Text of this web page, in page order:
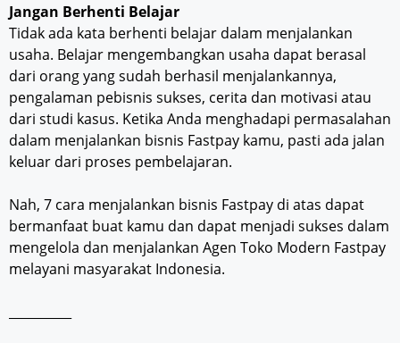
Jangan Berhenti Belajar
Tidak ada kata berhenti belajar dalam menjalankan
usaha. Belajar mengembangkan usaha dapat berasal
dari orang yang sudah berhasil menjalankannya,
pengalaman pebisnis sukses, cerita dan motivasi atau
dari studi kasus. Ketika Anda menghadapi permasalahan
dalam menjalankan bisnis Fastpay kamu, pasti ada jalan
keluar dari proses pembelajaran.
Nah, 7 cara menjalankan bisnis Fastpay di atas dapat
bermanfaat buat kamu dan dapat menjadi sukses dalam
mengelola dan menjalankan Agen Toko Modern Fastpay
melayani masyarakat Indonesia.